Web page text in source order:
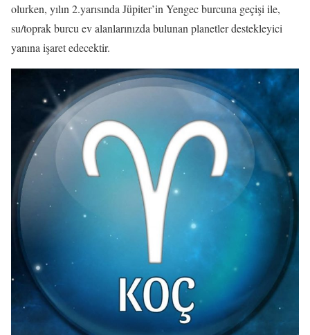
olurken, yılın 2.yarısında Jüpiter’in Yengec burcuna geçişi ile,
su/toprak burcu ev alanlarınızda bulunan planetler destekleyici
yanına işaret edecektir.